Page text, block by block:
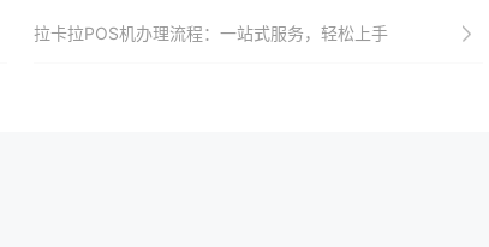
拉卡拉POS机办理流程：一站式服务，轻松上手